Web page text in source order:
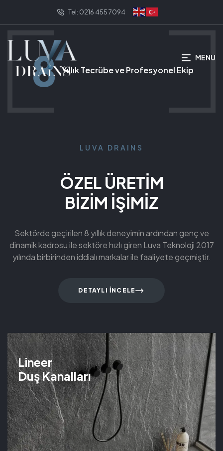
Tel: 0216 455 7094
MENU
8 Yıllık Tecrübe ve Profesyonel Ekip
LUVA DRAINS
ÖZEL ÜRETİM
BİZİM İŞİMİZ
Sektörde geçirilen 8 yıllık deneyimin ardından genç ve
dinamik kadrosu ile sektöre hızlı giren Luva Teknoloji 2017
yılında birbirinden iddialı markalar ile faaliyete geçmiştir.
DETAYLI İNCELE
Lineer
Duş Kanalları